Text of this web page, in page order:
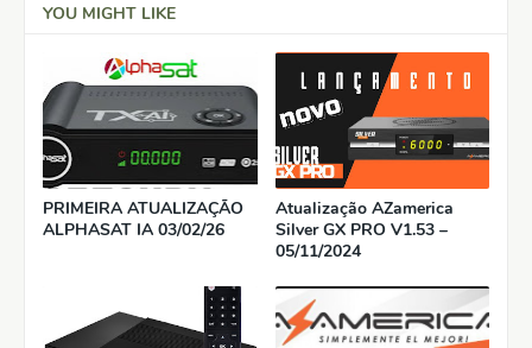
YOU MIGHT LIKE
PRIMEIRA ATUALIZAÇÃO
ALPHASAT IA 03/02/26
Atualização AZamerica
Silver GX PRO V1.53 –
05/11/2024